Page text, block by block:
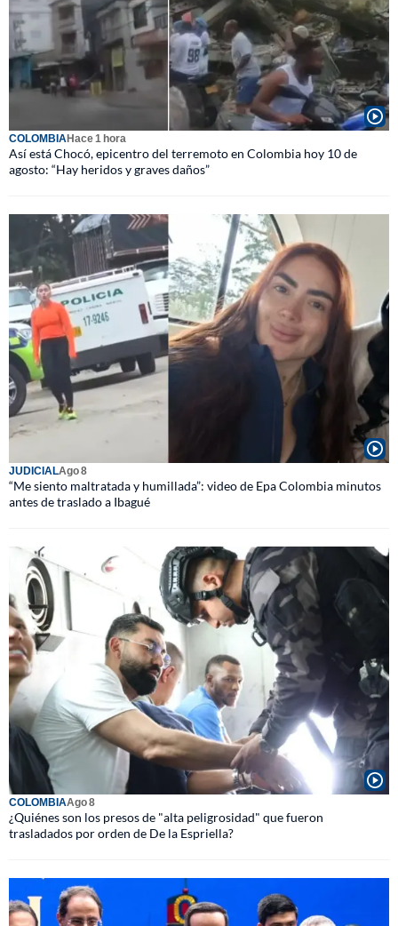
COLOMBIAHace 1 hora
Así está Chocó, epicentro del terremoto en Colombia hoy 10 de
agosto: “Hay heridos y graves daños”
JUDICIALAgo 8
“Me siento maltratada y humillada”: video de Epa Colombia minutos
antes de traslado a Ibagué
COLOMBIAAgo 8
¿Quiénes son los presos de "alta peligrosidad" que fueron
trasladados por orden de De la Espriella?